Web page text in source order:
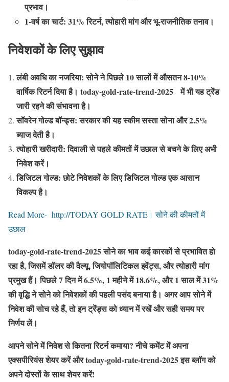
प्रभाव।
1-वर्ष का चार्ट: 31% रिटर्न, त्योहारी मांग और भू-राजनीतिक तनाव।
निवेशकों के लिए सुझाव
लंबी अवधि का नजरिया: सोने ने पिछले 10 सालों में औसतन 8-10%
वार्षिक रिटर्न दिया है। today-gold-rate-trend-2025 में भी यह ट्रेंड
जारी रहने की संभावना है।
सॉवरेन गोल्ड बॉन्ड्स: सरकार की यह स्कीम सस्ता सोना और 2.5%
ब्याज देती है।
त्योहारी खरीदारी: दिवाली से पहले कीमतों में उछाल से बचने के लिए अभी
निवेश करें।
डिजिटल गोल्ड: छोटे निवेशकों के लिए डिजिटल गोल्ड एक आसान
विकल्प है।
Read More- http://TODAY GOLD RATE। सोने की कीमतों में
उछाल
today-gold-rate-trend-2025 सोने का भाव कई कारकों से प्रभावित हो
रहा है, जिसमें डॉलर की वैल्यू, जियोपॉलिटिकल इवेंट्स, और त्योहारी मांग
प्रमुख हैं। पिछले 7 दिन में 6.5%, 1 महीने में 18.6%, और 1 साल में 31%
की वृद्धि ने सोने को निवेशकों की पहली पसंद बनाया है। अगर आप सोने में
निवेश की सोच रहे हैं, तो इन ट्रेंड्स को ध्यान में रखें और सही समय पर
निर्णय लें।
आपने सोने में निवेश से कितना रिटर्न कमाया? नीचे कमेंट में अपना
एक्सपीरियंस शेयर करें और today-gold-rate-trend-2025 इस ब्लॉग को
अपने दोस्तों के साथ शेयर करें!